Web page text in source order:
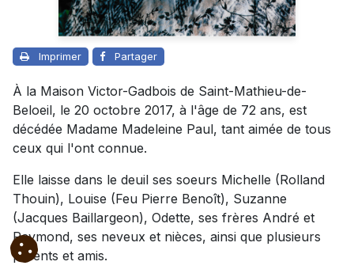
Imprimer Partager
À la Maison Victor-Gadbois de Saint-Mathieu-de-
Beloeil, le 20 octobre 2017, à l'âge de 72 ans, est
décédée Madame Madeleine Paul, tant aimée de tous
ceux qui l'ont connue.
Elle laisse dans le deuil ses soeurs Michelle (Rolland
Thouin), Louise (Feu Pierre Benoît), Suzanne
(Jacques Baillargeon), Odette, ses frères André et
Raymond, ses neveux et nièces, ainsi que plusieurs
parents et amis.